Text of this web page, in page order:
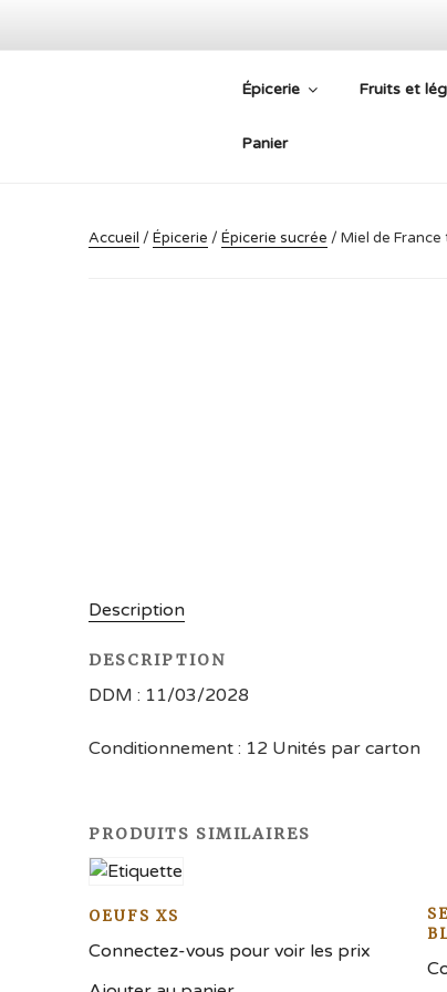
Épicerie Fruits et
Panier
Accueil / Épicerie / Épicerie sucrée / Miel de France
Description
DESCRIPTION
DDM : 11/03/2028
Conditionnement : 12 Unités par carton
PRODUITS SIMILAIRES
OEUFS XS
Connectez-vous pour voir les prix